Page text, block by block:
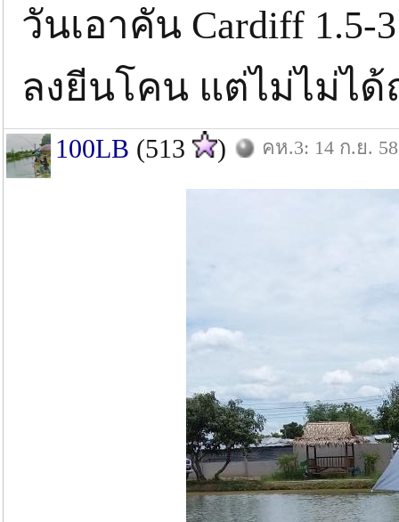
วันเอาคัน Cardiff
ลงยีนโคน แต่ไม่ไม่ไ
100LB (513 ) คห.3: 14 ก.ย. 58